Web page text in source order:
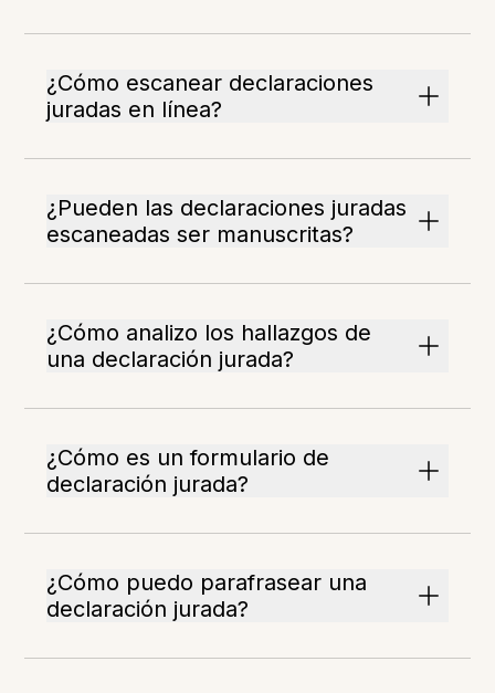
¿Cómo escanear declaraciones
juradas en línea?
¿Pueden las declaraciones juradas
escaneadas ser manuscritas?
¿Cómo analizo los hallazgos de
una declaración jurada?
¿Cómo es un formulario de
declaración jurada?
¿Cómo puedo parafrasear una
declaración jurada?